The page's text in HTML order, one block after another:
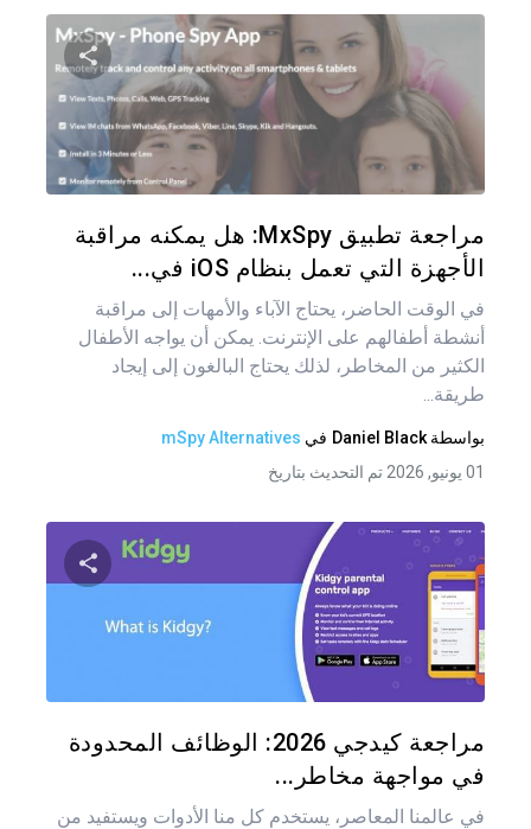
شارك
مراجعة تطبيق MxSpy: هل يمكنه مراقبة
الأجهزة التي تعمل بنظام iOS في...
في الوقت الحاضر، يحتاج الآباء والأمهات إلى مراقبة
أنشطة أطفالهم على الإنترنت. يمكن أن يواجه الأطفال
الكثير من المخاطر، لذلك يحتاج البالغون إلى إيجاد
طريقة...
بواسطة Daniel Black في mSpy Alternatives
01 يونيو, 2026 تم التحديث بتاريخ
مراجعة كيدجي 2026: الوظائف المحدودة
في مواجهة مخاطر...
في عالمنا المعاصر، يستخدم كل منا الأدوات ويستفيد من